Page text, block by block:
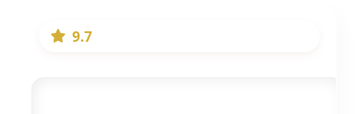
9.7